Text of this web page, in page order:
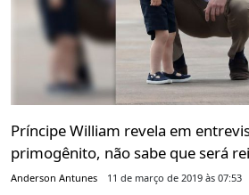
Príncipe William revela em
primogênito, não sabe que será rei
Anderson Antunes 11 de março de 2019 às 07:53